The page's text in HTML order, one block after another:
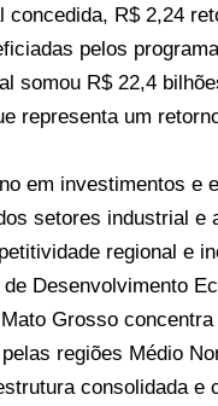
R$ 2,24
pelos
somou R$ 22,4
representa um
em investimentos e
setores industrial e
regional e
Desenvolvimento
Grosso
regiões Médio
consolidada e